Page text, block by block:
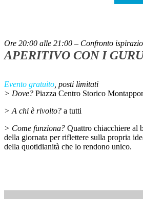
Ore 20:00 alle 21:00 – Confronto
APERITIVO CON I
Evento gratuito , posti limitati
> Dove? Piazza Centro Storico
> A chi è rivolto? a tutti
> Come funziona? Quattro chiacchiere al
della giornata per riflettere sulla propria
della quotidianità che lo rendono unico.